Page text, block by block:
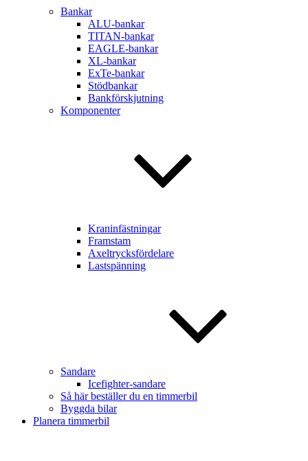
Bankar
ALU-bankar
TITAN-bankar
EAGLE-bankar
XL-bankar
ExTe-bankar
Stödbankar
Bankförskjutning
Komponenter
Kraninfästningar
Framstam
Axeltrycksfördelare
Lastspänning
Sandare
Icefighter-sandare
Så här beställer du en timmerbil
Byggda bilar
Planera timmerbil